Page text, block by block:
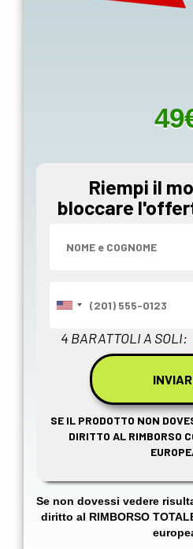
Riempi il
bloccare
4 BARATTOLI A SOLI:
SE IL PRODOTTO NON
DIRITTO AL RIMBORSO
Se non dovessi vedere
diritto al RIMBORSO